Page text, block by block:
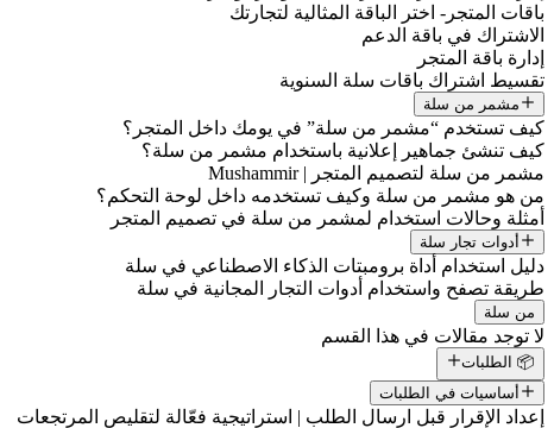
باقات المتجر- اختر الباقة المثالية لتجارتك
الاشتراك في باقة الدعم
إدارة باقة المتجر
تقسيط اشتراك باقات سلة السنوية
مشمر من سلة
كيف تستخدم “مشمر من سلة” في يومك داخل المتجر؟
كيف تنشئ جماهير إعلانية باستخدام مشمر من سلة؟
مشمر من سلة لتصميم المتجر | Mushammir
من هو مشمر من سلة وكيف تستخدمه داخل لوحة التحكم؟
أمثلة وحالات استخدام لمشمر من سلة في تصميم المتجر
أدوات تجار سلة
دليل استخدام أداة برومبتات الذكاء الاصطناعي في سلة
طريقة تصفح واستخدام أدوات التجار المجانية في سلة
من سلة
لا توجد مقالات في هذا القسم
📦 الطلبات
أساسيات في الطلبات
إعداد الإقرار قبل ارسال الطلب | استراتيجية فعّالة لتقليص المرتجعات